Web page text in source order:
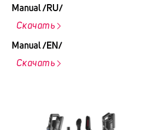
Manual /RU/
Скачать
Manual /EN/
Скачать